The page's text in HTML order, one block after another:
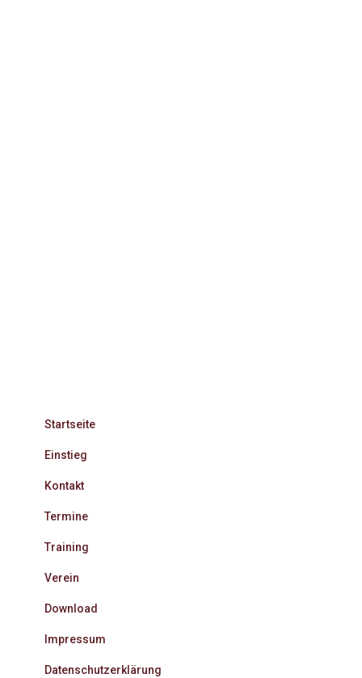
Startseite
Einstieg
Kontakt
Termine
Training
Verein
Download
Impressum
Datenschutzerklärung